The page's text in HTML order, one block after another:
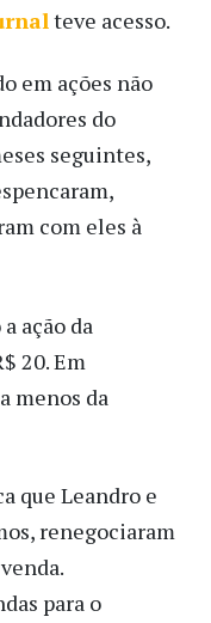
teve acesso.
em ações não
do
seguintes,
com eles à
ação da
20. Em
menos da
que Leandro e
renegociaram
para o